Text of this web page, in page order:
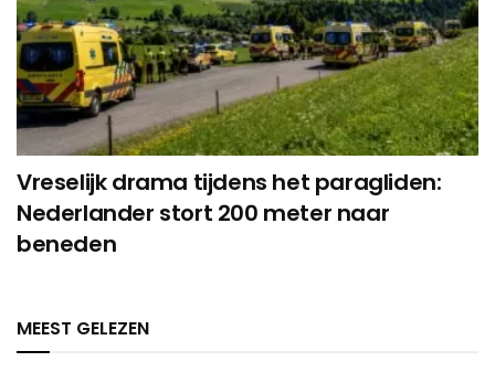
Vreselijk drama tijdens het paragliden:
Nederlander stort 200 meter naar
beneden
MEEST GELEZEN